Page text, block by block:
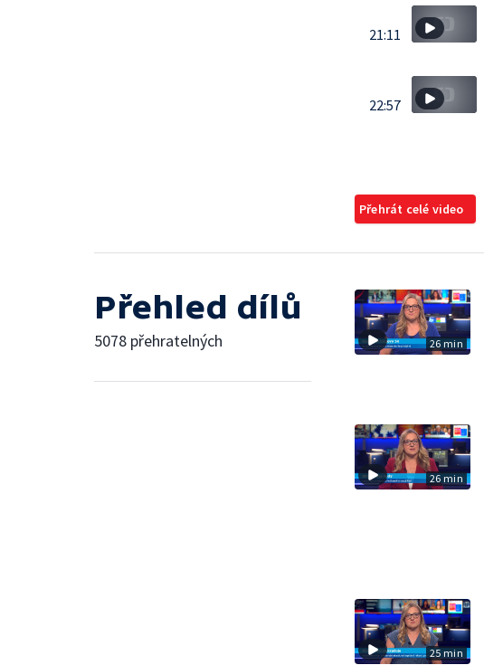
21:11
22:57
Přehrát celé video
Přehled dílů
5078 přehratelných 26 min
26 min
25 min